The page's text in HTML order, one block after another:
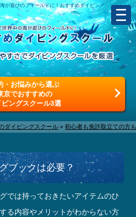
が遊びのフィールドに！おすすめダイビング
・お悩みから選ぶ
京でおすすめの
ビングスクール3選
ダイビングスクール »初心者も免許取立ての方
ブックは必要？
では持っておきたいアイテムのひ
る内容やメリットがわからない方